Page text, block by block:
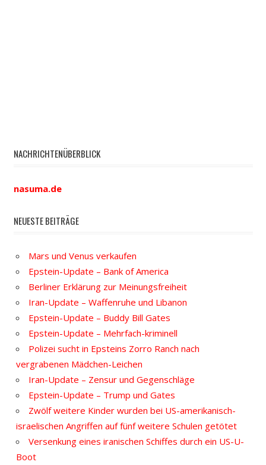
NACHRICHTENÜBERBLICK
nasuma.de
NEUESTE BEITRÄGE
Mars und Venus verkaufen
Epstein-Update – Bank of America
Berliner Erklärung zur Meinungsfreiheit
Iran-Update – Waffenruhe und Libanon
Epstein-Update – Buddy Bill Gates
Epstein-Update – Mehrfach-kriminell
Polizei sucht in Epsteins Zorro Ranch nach
vergrabenen Mädchen-Leichen
Iran-Update – Zensur und Gegenschläge
Epstein-Update – Trump und Gates
Zwölf weitere Kinder wurden bei US-amerikanisch-
israelischen Angriffen auf fünf weitere Schulen getötet
Versenkung eines iranischen Schiffes durch ein US-U-
Boot